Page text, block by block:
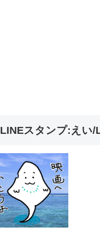
LINEスタンプ:えい/